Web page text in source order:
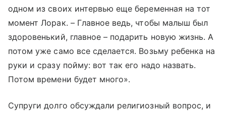
одном из своих интервью еще беременная на тот
момент Лорак. – Главное ведь, чтобы малыш был
здоровенький, главное – подарить новую жизнь. А
потом уже само все сделается. Возьму ребенка на
руки и сразу пойму: вот так его надо назвать.
Потом времени будет много».
Супруги долго обсуждали религиозный вопрос, и